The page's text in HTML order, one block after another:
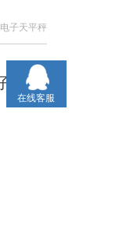
子天平秤
天平
在线客服